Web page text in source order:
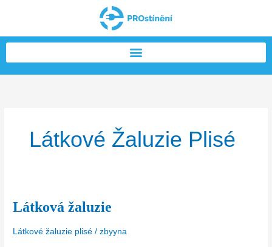
Látkové Žaluzie Plisé
Látková žaluzie
Látkové žaluzie plisé /zbyyna
Látková